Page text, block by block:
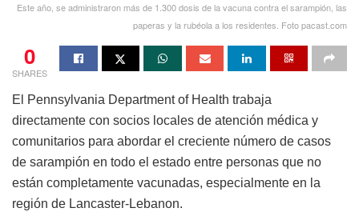
Este año, se administraron más de 1.300 dosis de la vacuna contra el sarampión, las
paperas y la rubéola a los residentes. Foto pacast.com
0
SHARES
El Pennsylvania Department of Health trabaja
directamente con socios locales de atención médica y
comunitarios para abordar el creciente número de casos
de sarampión en todo el estado entre personas que no
están completamente vacunadas, especialmente en la
región de Lancaster-Lebanon.